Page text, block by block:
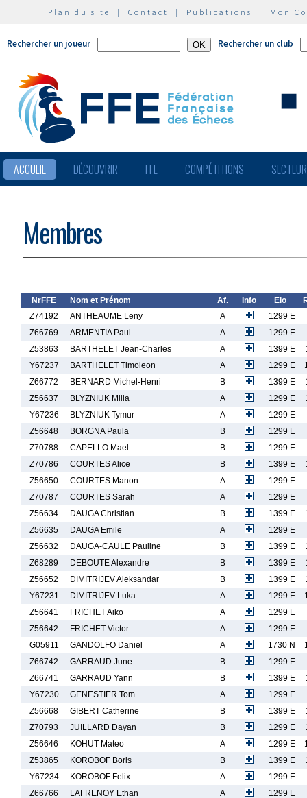
Plan du site | Contact | Publications | Mon
Rechercher un joueur Rechercher un club
ACCUEIL DÉCOUVRIR FFE COMPÉTITIONS
Membres
NrFFE Nom et Prénom Af. Info Elo
Z74192
ANTHEAUME Leny A
1299 E
Z66769
ARMENTIA Paul A
1299 E
Z53863
BARTHELET Jean-Charles A 1399 E
Y67237
BARTHELET Timoleon A 1299 E
Z66772
BERNARD Michel-Henri B 1399 E
Z56637
BLYZNIUK Milla A 1299 E
Y67236
BLYZNIUK Tymur A
1299 E
Z56648
BORGNA Paula B
1299 E
Z70788
CAPELLO Mael B
1299 E
Z70786
COURTES Alice B 1399 E
Z56650
COURTES Manon A
1299 E
Z70787
COURTES Sarah A
1299 E
Z56634
DAUGA Christian B 1399 E
Z56635
DAUGA Emile A
1299 E
Z56632
DAUGA-CAULE Pauline B 1399 E
Z68289
DEBOUTE Alexandre B 1399 E
Z56652
DIMITRIJEV Aleksandar B 1399 E
Y67231
DIMITRIJEV Luka A 1299 E
Z56641
FRICHET Aiko A
1299 E
Z56642
FRICHET Victor A
1299 E
G05911
GANDOLFO Daniel A 1730 N
Z66742
GARRAUD June B
1299 E
Z66741
GARRAUD Yann B 1399 E
Y67230
GENESTIER Tom A
1299 E
Z56668
GIBERT Catherine B 1399 E
Z70793
JUILLARD Dayan B 1299 E
Z56646
KOHUT Mateo A 1299 E
Z53865
KOROBOF Boris B 1399 E
Y67234
KOROBOF Felix A
1299 E
Z66766
LAFRENOY Ethan A
1299 E